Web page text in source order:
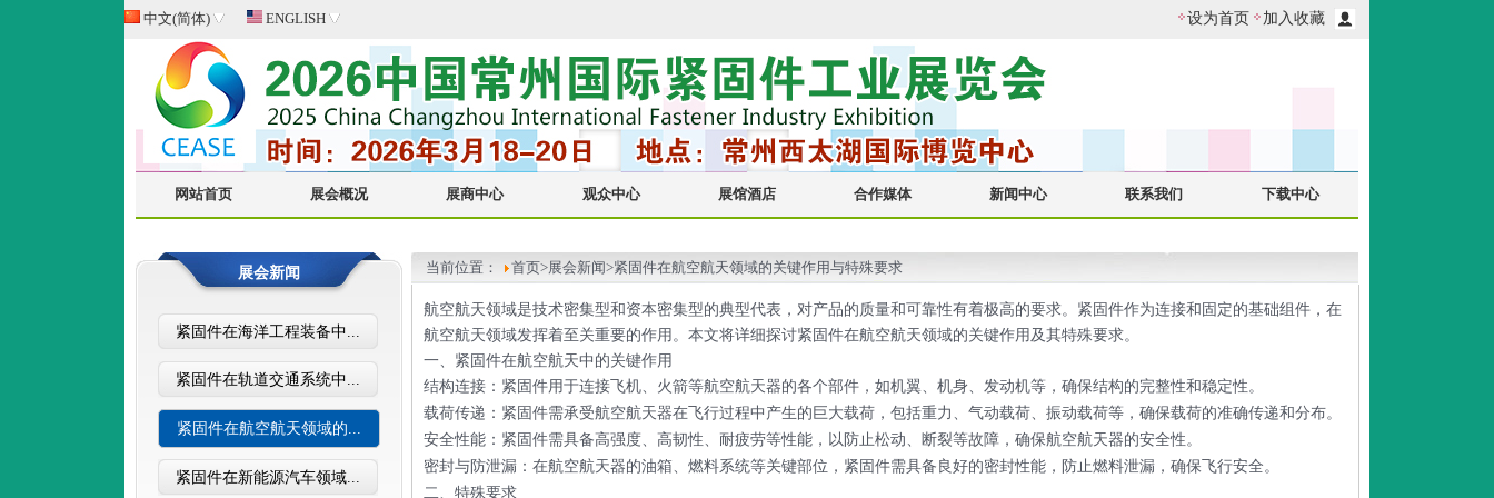
中文(简体) ENGLISH 设为首页 加入收藏
网站首页 展会概况 展商中心 观众中心 展馆酒店 合作媒体 新闻中心 联系我们 下载中心
展会新闻
紧固件在海洋工程装备中...
紧固件在轨道交通系统中...
紧固件在航空航天领域的...
紧固件在新能源汽车领域...
当前位置： 首页>展会新闻>紧固件在航空航天领域的关键作用与特殊要求
航空航天领域是技术密集型和资本密集型的典型代表，对产品的质量和可靠性有着极高的要求。紧固件作为连接和固定的基础组件，在
航空航天领域发挥着至关重要的作用。本文将详细探讨紧固件在航空航天领域的关键作用及其特殊要求。
一、紧固件在航空航天中的关键作用
结构连接 ：紧固件用于连接飞机、火箭等航空航天器的各个部件，如机翼、机身、发动机等，确保结构的完整性和稳定性。
载荷传递 ：紧固件需承受航空航天器在飞行过程中产生的巨大载荷，包括重力、气动载荷、振动载荷等，确保载荷的准确传递和分布。
安全性能 ：紧固件需具备高强度、高韧性、耐疲劳等性能，以防止松动、断裂等故障，确保航空航天器的安全性。
密封与防泄漏 ：在航空航天器的油箱、燃料系统等关键部位，紧固件需具备良好的密封性能，防止燃料泄漏，确保飞行安全。
二、特殊要求